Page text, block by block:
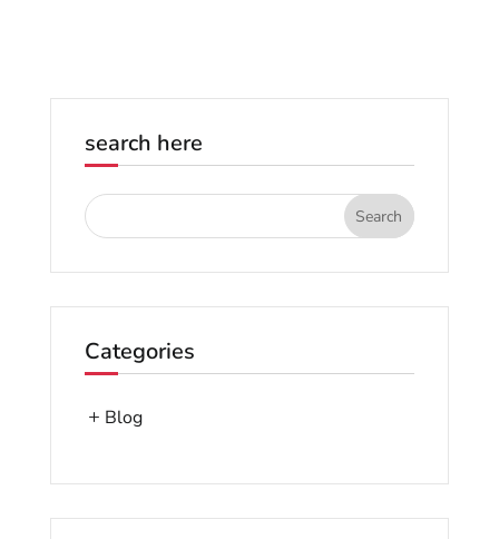
search here
Categories
Blog